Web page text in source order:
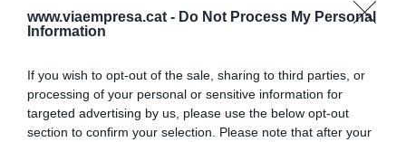
www.viaempresa.cat - Do Not Process My Personal
Information
If you wish to opt-out of the sale, sharing to third parties, or
processing of your personal or sensitive information for
targeted advertising by us, please use the below opt-out
section to confirm your selection. Please note that after your
bèstia.
Elsa Artadi, diputada i
regidora